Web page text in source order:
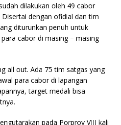
dilakukan oleh 49 cabor
dengan ofidial dan tim
diturunkan penuh untuk
cabor di masing – masing
all out. Ada 75 tim satgas yang
para cabor di lapangan
target medali bisa
pada Porprov VIII kali